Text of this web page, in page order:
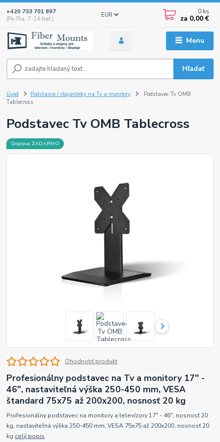
Menu
EUR
Hľadať
+420 733 701 897
(Po-Pia, 7-14 hod.)
0 ks
za 0,00 €
Úvod Podstavce / stojančeky na Tv a monitory
Podstavec Tv OMB
Tablecross
Podstavec Tv OMB Tablecross
Doprava ZADARMO
Ohodnotiť produkt
Profesionálny podstavec na Tv a monitory 17" -
46", nastaviteľná výška 250-450 mm, VESA
štandard 75x75 až 200x200, nosnosť 20 kg
Profesionálny podstavec na monitory a televízory 17" - 46", nosnosť 20
kg, nastaviteľná výška 250-450 mm, VESA 75x75 až 200x200, nosnosť 20
kg celý popis